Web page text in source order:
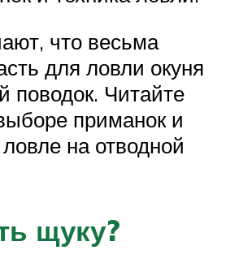
что весьма
для ловли окуня
поводок. Читайте
приманок и
на отводной
щуку?